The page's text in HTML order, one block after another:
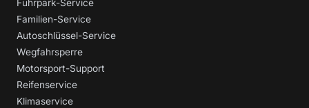
Fuhrpark-Service
Familien-Service
Autoschlüssel-Service
Wegfahrsperre
Motorsport-Support
Reifenservice
Klimaservice